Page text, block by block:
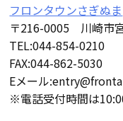
フロンタウンさぎぬま
〒216-0005 川崎市宮
TEL:044-854-0210
FAX:044-862-5030
Eメール
※電話受付時間は